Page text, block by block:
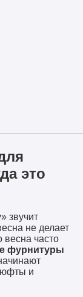
это
звучит
не делает
весна часто
фурнитуры
и